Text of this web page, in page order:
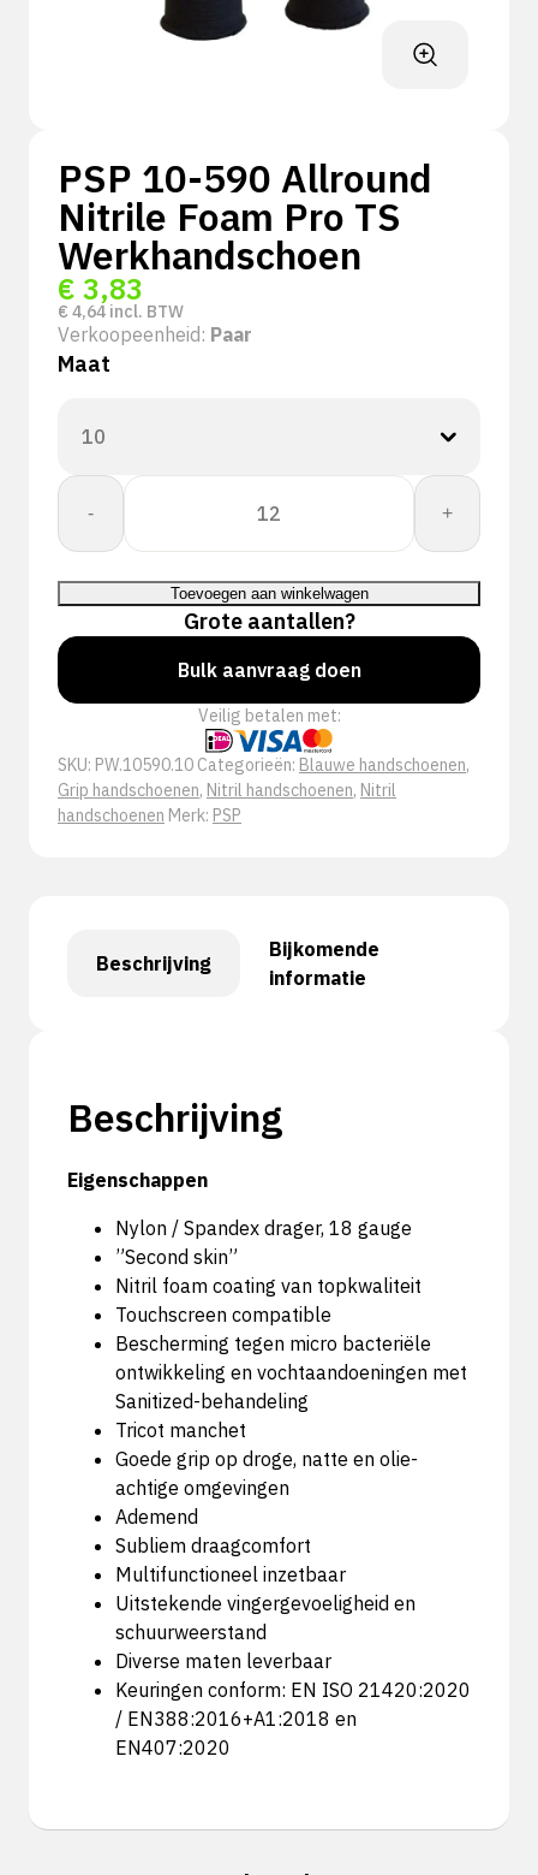
PSP 10-590 Allround
Nitrile Foam Pro TS
Werkhandschoen
€ 3,83
€ 4,64 incl. BTW
Verkoopeenheid: Paar
Maat
-
PSP
590
Nitrile
Foam
Pro
TS
Werkhandschoen
+
Toevoegen aan winkelwagen
Grote aantallen?
Bulk aanvraag doen
Veilig betalen met:
SKU: PW.10590.10 Categorieën: Blauwe handschoenen,
Grip handschoenen, Nitril handschoenen, Nitril
handschoenen Merk: PSP
Beschrijving
Bijkomende
informatie
Beschrijving
Eigenschappen
Nylon / Spandex drager, 18 gauge
”Second skin”
Nitril foam coating van topkwaliteit
Touchscreen compatible
Bescherming tegen micro bacteriële
ontwikkeling en vochtaandoeningen met
Sanitized-behandeling
Tricot manchet
Goede grip op droge, natte en olie-
achtige omgevingen
Ademend
Subliem draagcomfort
Multifunctioneel inzetbaar
Uitstekende vingergevoeligheid en
schuurweerstand
Diverse maten leverbaar
Keuringen conform: EN ISO 21420:2020
/ EN388:2016+A1:2018 en
EN407:2020